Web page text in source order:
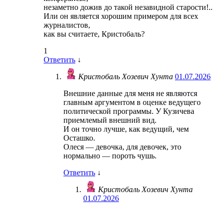
незаметно дожив до такой незавидной старости!..
Или он является хорошим примером для всех
журналистов,
как вы считаете, Кристобаль?
1
Ответить ↓
Кристобаль Хозевич Хунта 01.07.2026
Внешние данные для меня не являются
главным аргументом в оценке ведущего
политической программы. У Кузичева
приемлемый внешний вид.
И он точно лучше, как ведущий, чем
Осташко.
Олеся — девочка, для девочек, это
нормально — пороть чушь.
Ответить ↓
Кристобаль Хозевич Хунта
01.07.2026